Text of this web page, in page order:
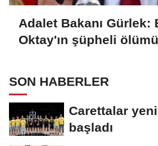
Adalet Bakanı Gürlek:
Oktay'ın şüpheli
SON HABERLER
Carettalar yeni
başladı